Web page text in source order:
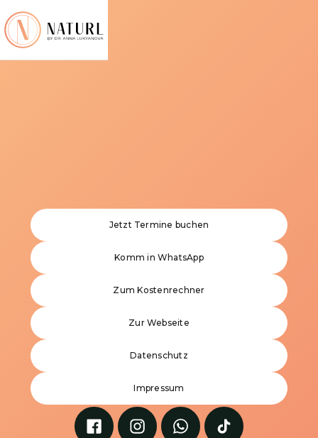
Jetzt Termine buchen
Komm in WhatsApp
Zum Kostenrechner
Zur Webseite
Datenschutz
Impressum